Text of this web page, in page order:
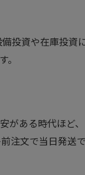
投資や在庫投資
ある時代ほど、
注文で当日発送で